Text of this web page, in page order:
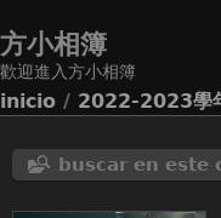
方小相簿
歡迎進入方小相簿
inicio / 2022-2023學
buscar en este